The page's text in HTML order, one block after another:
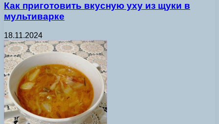
Как приготовить вкусную уху из щуки в
мультиварке
18.11.2024